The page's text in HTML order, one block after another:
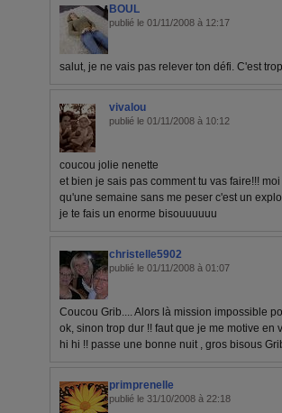
BOUL
publié le 01/11/2008 à 12:17
salut, je ne vais pas relever ton défi. C'est
vivalou
publié le 01/11/2008 à 10:12
coucou jolie nenette
et bien je sais pas comment tu vas faire!!!
qu'une semaine sans me peser c'est un
je te fais un enorme bisouuuuuu
christelle5902
publié le 01/11/2008 à 01:07
Coucou Grib.... Alors là mission impossible
ok, sinon trop dur !! faut que je me motive en
hi hi !! passe une bonne nuit , gros bisous
primprenelle
publié le 31/10/2008 à 22:18